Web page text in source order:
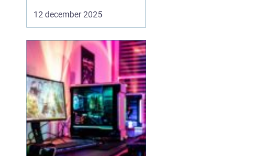
hanterar maskiner och
går sönder, använder
system se...
12 december 2025